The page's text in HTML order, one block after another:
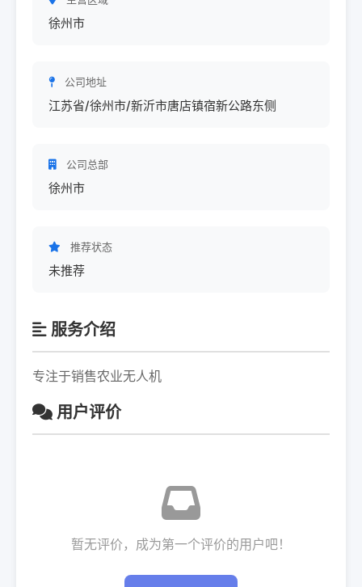
徐州市
公司地址
江苏省/徐州市/新沂市唐店镇宿新公路东侧
公司总部
徐州市
推荐状态
未推荐
服务介绍
专注于销售农业无人机
用户评价
暂无评价，成为第一个评价的用户吧！